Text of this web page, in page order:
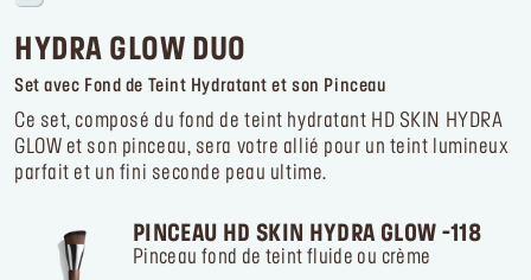
HYDRA GLOW DUO
Set avec Fond de Teint Hydratant et son Pinceau
Ce set, composé du fond de teint hydratant HD SKIN HYDRA
GLOW et son pinceau, sera votre allié pour un teint lumineux
parfait et un fini seconde peau ultime.
PINCEAU HD SKIN HYDRA GLOW -118
Pinceau fond de teint fluide ou crème